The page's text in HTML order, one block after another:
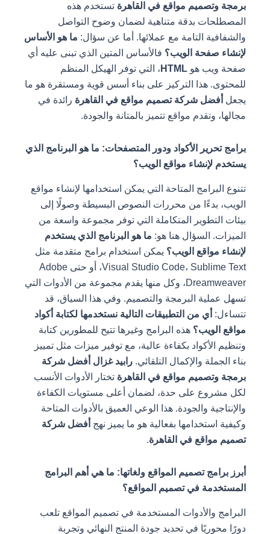
برمجة وتصميم مواقع في القاهرةتستخدم هذه
المصطلحات بدقة متناهية لضمان وضوح التواصل
والشفافية التامة مع عملائها. أما عن سؤال: ما هو الأساس
لإنشاء صفحة الويب؟فالأساس المتين الذي تبنى عليه أي
صفحة ويب هوHTML، التي توفر الهيكل المنظم
للمحتوى. هذا التركيز على بناء أسس قوية ومستقرة هو ما
يجعلأفضل شركة تصميم مواقع في القاهرةرائدة في
مجالها، وتقدم مواقع تتميز بالمتانة والجودة.
برامج تحرير الأكواد ودور المتصفحات: ما هو البرنامج الذي
يستخدم لإنشاء مواقع الويب؟
تتنوع البرامج المتاحة التي يمكن استخدامها لإنشاء مواقع
الويب، بدءًا من محررات النصوص البسيطة وصولًا إلى
بيئات التطوير المتكاملة التي توفر مجموعة واسعة من
الميزات. السؤال هنا هو:ما هو البرنامج الذي يستخدم
لإنشاء مواقع الويب؟يمكن استخدام برامج متقدمة مثل
Visual Studio Code، Sublime Text، أو حتى Adobe
Dreamweaver، وكل منها يقدم مجموعة من الأدوات التي
تسهل عملية البرمجة والتصميم. وفي هذا السياق، قد
تتساءل:أي من التطبيقات التالية نستخدمها لكتابة أكواد
مواقع الويب؟هذه البرامج وغيرها تتيح للمطورين كتابة
وتنظيم الأكواد بكفاءة عالية، مع توفير ميزات مثل تمييز
بناء الجملة والإكمال التلقائي.رابيد غزال أفضل شركة
برمجة وتصميم مواقع في القاهرةتختار الأدوات الأنسب
لكل مشروع على حدة، لضمان أعلى مستويات الكفاءة
والإنتاجية والجودة. هذا الوعي العميق بالأدوات المتاحة
وكيفية استخدامها بفعالية هو ما يميز نهجأفضل شركة
تصميم مواقع في القاهرة.
أبرز برامج تصميم المواقع ولغاتها: ما هي أهم البرامج
المستخدمة في تصميم المواقع؟
البرامج والأدوات المستخدمة في تصميم المواقع تلعب
دورًا محوريًا في تحديد جودة المنتج النهائي وتجربة